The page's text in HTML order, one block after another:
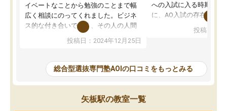
イベートなことから勉強のことまで幅
広く相談にのってくれました。ビジネ
ス的な付き合いでなく、その人の人間
性までを適切に把握し、むきあってい
るなぁと強く感じることできました。
と相談すると、他の先生も紹介してく
ださり、客観的なアドバイスもいただ
くことができました（志望理由・自己
PR等の添削において）。そして、なに
より自習室が解放されている点がよか
投稿日：2024年12月25日
への入試に入る時期に差
に、AO入試の存在を息
たことから、AOIに入塾
で、AO入試を改めて知
それに対しての具体的な
ことでした。更に子供の
投稿日：
総合型選抜専門塾AOIの口コミをもっとみる
矢板駅の教室一覧